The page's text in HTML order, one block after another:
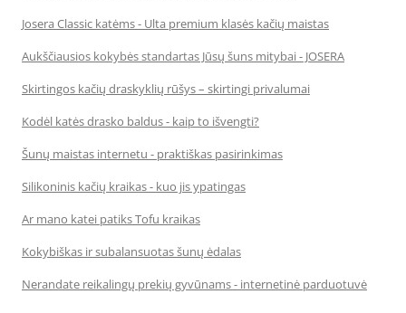
Josera Classic katėms - Ulta premium klasės kačių maistas
Aukščiausios kokybės standartas Jūsų šuns mitybai - JOSERA
Skirtingos kačių draskyklių rūšys – skirtingi privalumai
Kodėl katės drasko baldus - kaip to išvengti?
Šunų maistas internetu - praktiškas pasirinkimas
Silikoninis kačių kraikas - kuo jis ypatingas
Ar mano katei patiks Tofu kraikas
Kokybiškas ir subalansuotas šunų ėdalas
Nerandate reikalingų prekių gyvūnams - internetinė parduotuvė